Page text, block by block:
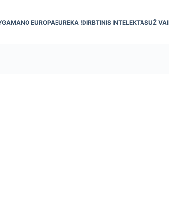
MANO EUROPAEUREKA !DIRBTINIS INTELEKTASUŽ